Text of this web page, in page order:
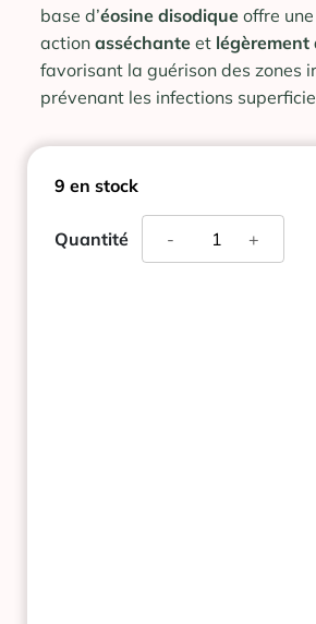
base d’éosine disodique offre une
action asséchante et
favorisant la guérison des zones
prévenant les infections
9 en stock
Quantité +
quantité
-